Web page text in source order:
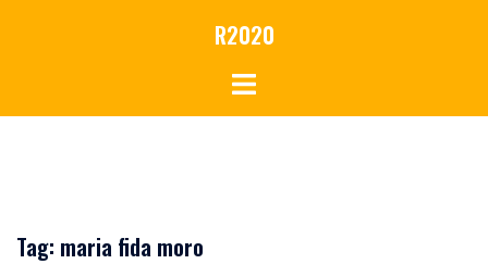
R2020
Tag: maria fida moro